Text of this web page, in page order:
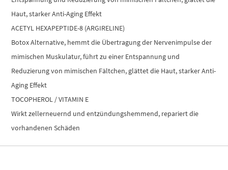
Haut, starker Anti-Aging Effekt
ACETYL HEXAPEPTIDE-8 (ARGIRELINE)
Botox Alternative, hemmt die Übertragung der Nervenimpulse der
mimischen Muskulatur, führt zu einer Entspannung und
Reduzierung von mimischen Fältchen, glättet die Haut, starker Anti-
Aging Effekt
TOCOPHEROL / VITAMIN E
Wirkt zellerneuernd und entzündungshemmend, repariert die
vorhandenen Schäden